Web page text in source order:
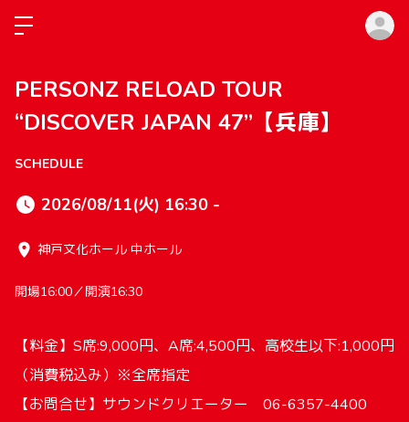
PERSONZ RELOAD TOUR
“DISCOVER JAPAN 47”【兵庫】
SCHEDULE
2026/08/11(火) 16:30 -
神戸文化ホール 中ホール
開場16:00／開演16:30
【料金】S席:9,000円、A席:4,500円、高校生以下:1,000円
（消費税込み）※全席指定
【お問合せ】サウンドクリエーター 06-6357-4400